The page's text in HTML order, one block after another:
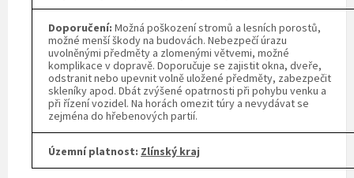
Doporučení: Možná poškození stromů a lesních porostů,
možné menší škody na budovách. Nebezpečí úrazu
uvolněnými předměty a zlomenými větvemi, možné
komplikace v dopravě. Doporučuje se zajistit okna, dveře,
odstranit nebo upevnit volně uložené předměty, zabezpečit
skleníky apod. Dbát zvýšené opatrnosti při pohybu venku a
při řízení vozidel. Na horách omezit túry a nevydávat se
zejména do hřebenových partií.
Územní platnost: Zlínský kraj